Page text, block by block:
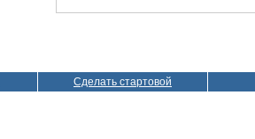
Сделать стартовой